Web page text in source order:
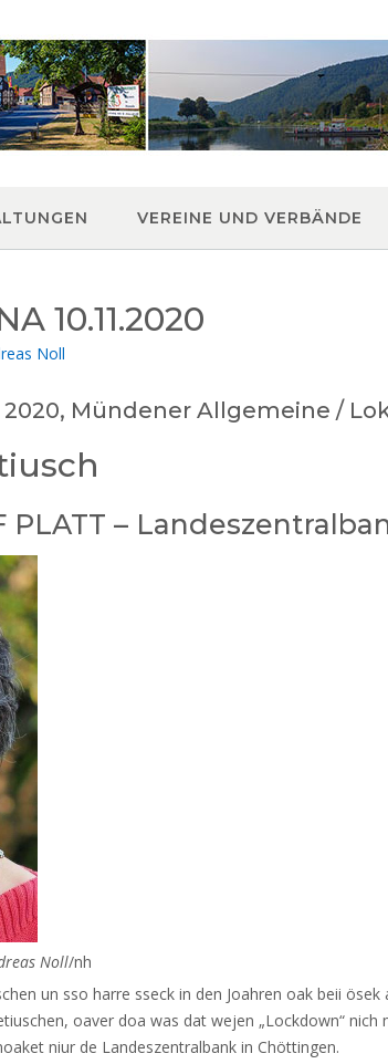
VEREINE UND VERBÄNDE
10.11.2020
Noll
Mündener Allgemeine /
PLATT –
Noll/nh
un sso harre sseck in den Joahren oak beii
oaver doa was dat wejen „Lockdown“
niur de Landeszentralbank in Chöttingen.